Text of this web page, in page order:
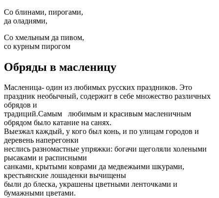
Со блинами, пирогами,
да оладиями,
Со хмельным да пивом,
со курным пирогом
Обряды в масленицу
Масленица- один из любимых русских праздников. Это
праздник необычный, содержит в себе множество различных
обрядов и
традиций.Самым любимым и красивым масленичным
обрядом было катание на санях.
Выезжал каждый, у кого был конь, и по улицам городов и
деревень наперегонки
неслись разномастные упряжки: богачи щеголяли холеными
рысаками и расписными
санками, крытыми коврами да медвежьими шкурами,
крестьянские лошаденки вычищены
были до блеска, украшены цветными ленточками и
бумажными цветами.